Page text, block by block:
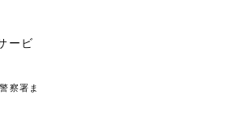
ービ
察署ま